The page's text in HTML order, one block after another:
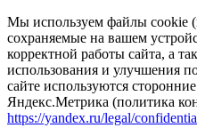
Мы используем файлы cookie
сохраняемые на вашем
корректной работы сайта, а
использования и улучшения
сайте используются
Яндекс.Метрика (политика
https://yandex.ru/legal/